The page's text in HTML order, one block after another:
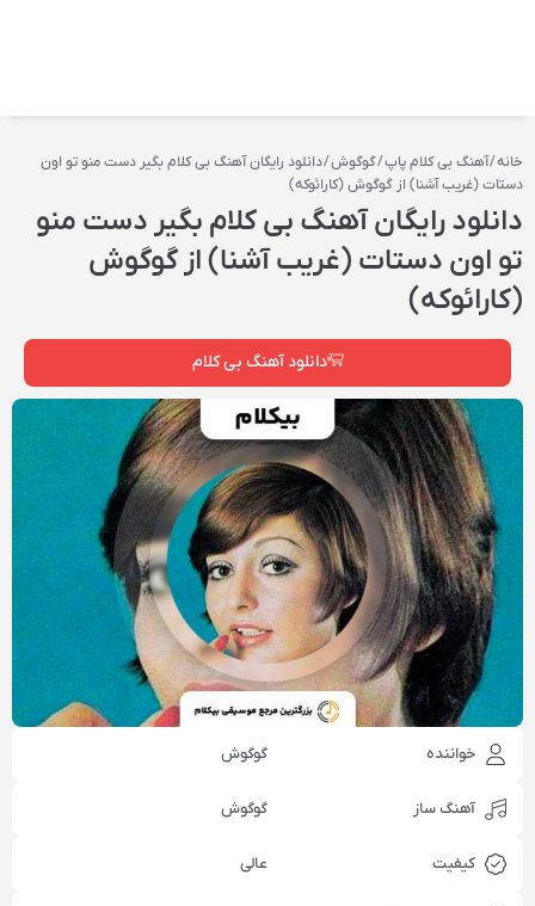
خانه/آهنگ بی کلام پاپ/گوگوش/ دانلود رایگان آهنگ بی کلام بگیر دست منو تو اون
دستات (غریب آشنا) از گوگوش (کارائوکه)
دانلود رایگان آهنگ بی کلام بگیر دست منو
تو اون دستات (غریب آشنا) از گوگوش
(کارائوکه)
دانلود آهنگ بی کلام
خواننده گوگوش
آهنگ ساز گوگوش
کیفیت عالی